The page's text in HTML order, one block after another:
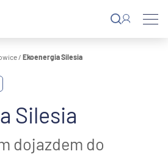
/ Ekoenergia Silesia
Silesia
dojazdem do